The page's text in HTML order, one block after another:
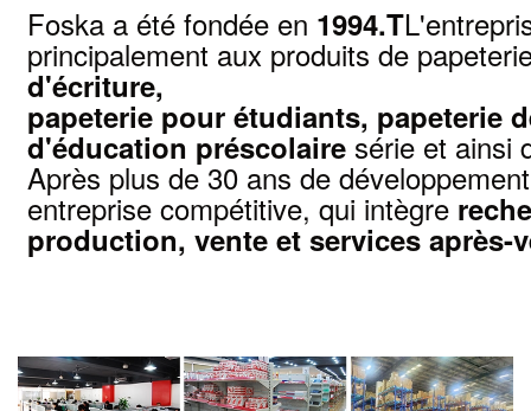
Foska a été fondée en 1994.T
principalement aux produits de
d'écriture,
papeterie pour étudiants, papeterie
d'éducation préscolaire série et ainsi
Après plus de 30 ans de
entreprise compétitive, qui intègre
production, vente et services après-